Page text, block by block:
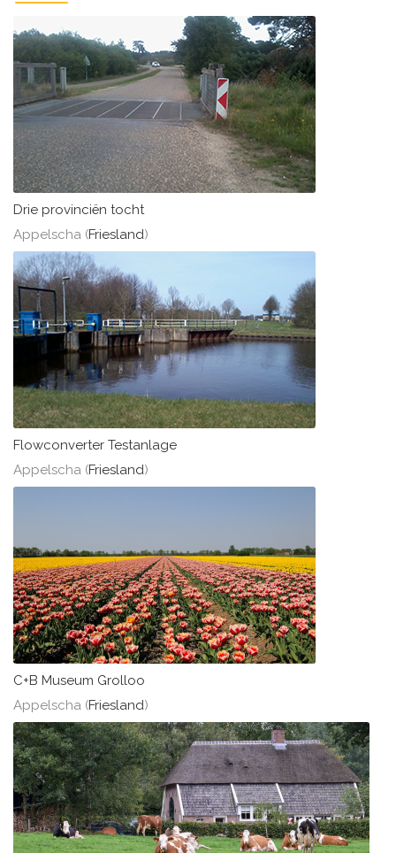
Drie provinciën tocht
Appelscha (Friesland)
Flowconverter Testanlage
Appelscha (Friesland)
C+B Museum Grolloo
Appelscha (Friesland)